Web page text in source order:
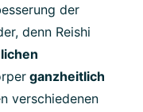
der
denn Reishi
ganzheitlich
verschiedenen